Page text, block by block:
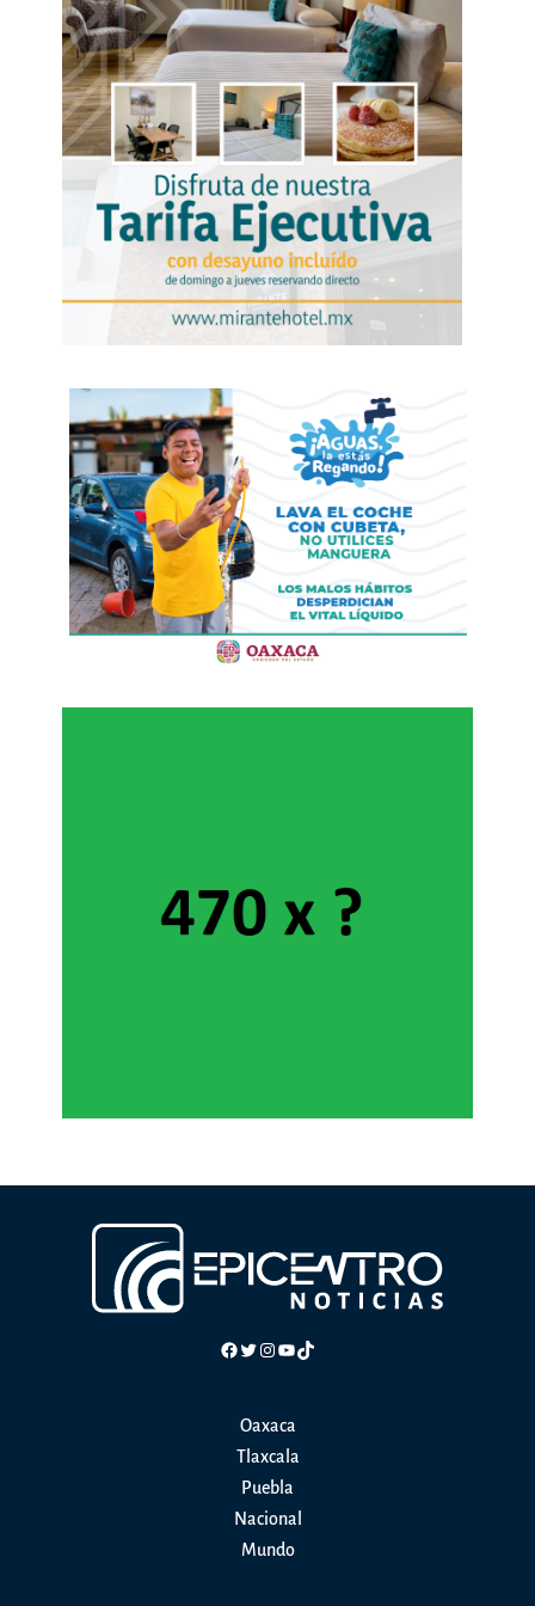
Facebook
Twitter
Instagram
YouTube
TikTok
Oaxaca
Tlaxcala
Puebla
Nacional
Mundo